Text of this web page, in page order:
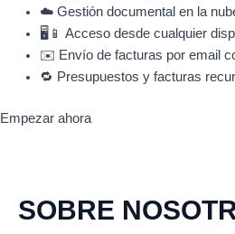
☁️Gestión documental en la
🖥️📱 Acceso desde cualquier
✉️ Envío de facturas por email
🔁 Presupuestos y facturas
Empezar ahora
SOBRE